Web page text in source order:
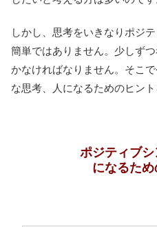
しかし、思考をいきなりポジ
簡単ではありません。少しず
かなければなりません。そこ
な思考、人になるためのヒント
ポジティブ
になるため